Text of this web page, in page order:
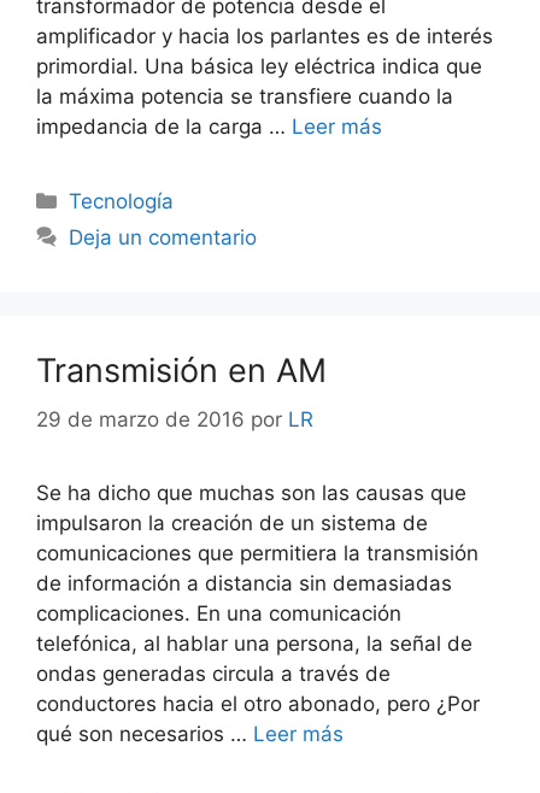
transformador de potencia desde el
amplificador y hacia los parlantes es de interés
primordial. Una básica ley eléctrica indica que
la máxima potencia se transfiere cuando la
impedancia de la carga … Leer más
Categorías
Tecnología
Deja un comentario
Transmisión en AM
29 de marzo de 2016 por LR
Se ha dicho que muchas son las causas que
impulsaron la creación de un sistema de
comunicaciones que permitiera la transmisión
de información a distancia sin demasiadas
complicaciones. En una comunicación
telefónica, al hablar una persona, la señal de
ondas generadas circula a través de
conductores hacia el otro abonado, pero ¿Por
qué son necesarios … Leer más